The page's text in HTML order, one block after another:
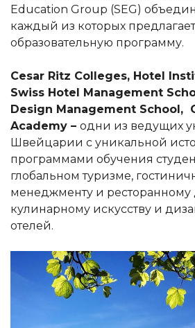
Education Group (SEG)
каждый из которых
образовательную программу.
Cesar Ritz Colleges, Hotel
Swiss Hotel Management
Design Management School,
Academy – одни из ведущих
Швейцарии с уникальной
программами обучения
глобальном туризме,
менеджменту и ресторанному
кулинарному искусству и
отелей.